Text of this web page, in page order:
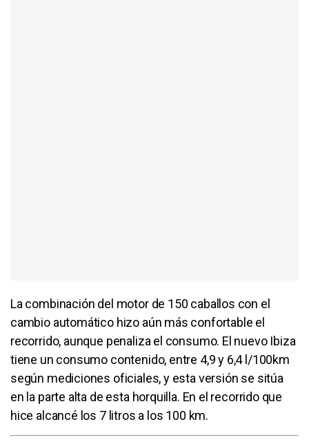
La combinación del motor de 150 caballos con el
cambio automático hizo aún más confortable el
recorrido, aunque penaliza el consumo. El nuevo Ibiza
tiene un consumo contenido, entre 4,9 y 6,4 l/100km
según mediciones oficiales, y esta versión se sitúa
en la parte alta de esta horquilla. En el recorrido que
hice alcancé los 7 litros a los 100 km.